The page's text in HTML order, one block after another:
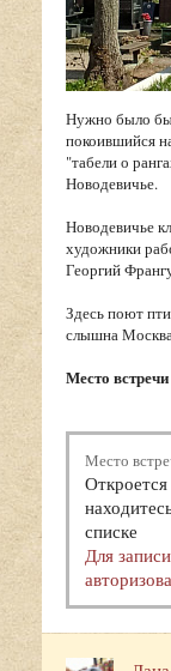
Нужно было
покоившийся
"табели о
Новодевичье.
Новодевичье
художники
Георгий
Здесь поют
слышна
Место
Место
списке
Для